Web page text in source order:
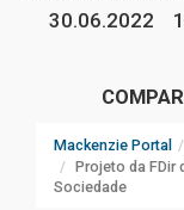
30.06.2022
Mackenzie Portal
Projeto da FDir
Sociedade